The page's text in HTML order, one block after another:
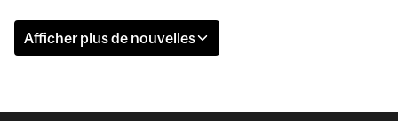
Afficher plus de nouvelles